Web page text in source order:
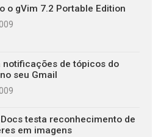
o gVim 7.2 Portable Edition
notificações de tópicos do
seu Gmail
testa reconhecimento de
em imagens